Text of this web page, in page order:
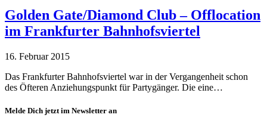
Golden Gate/Diamond Club – Offlocation
im Frankfurter Bahnhofsviertel
16. Februar 2015
Das Frankfurter Bahnhofsviertel war in der Vergangenheit schon
des Öfteren Anziehungspunkt für Partygänger. Die eine…
Melde Dich jetzt im Newsletter an